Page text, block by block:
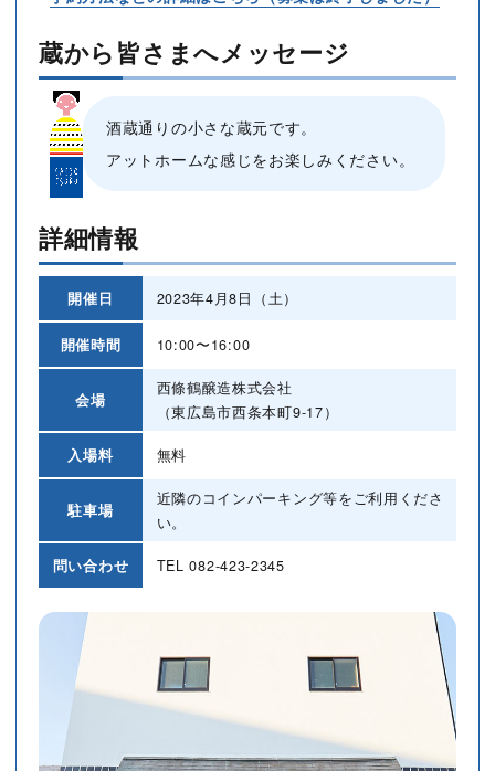
蔵から皆さまへメッセージ
酒蔵通りの小さな蔵元です。
アットホームな感じをお楽しみください。
詳細情報
開催日 2023年4月8日（土）
開催時間 10:00〜16:00
会場
西條鶴醸造株式会社
（東広島市西条本町9-17）
入場料 無料
駐車場
近隣のコインパーキング等をご利用くださ
い。
問い合わせ TEL082-423-2345